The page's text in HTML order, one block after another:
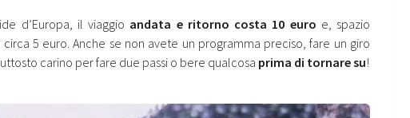
d’Europa, il viaggio andata e ritorno costa 10 euro e, spazio
5 euro. Anche se non avete un programma preciso, fare un giro
carino per fare due passi o bere qualcosa prima di tornare su!